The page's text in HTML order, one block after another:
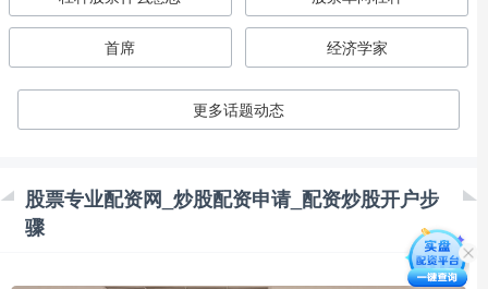
首席 经济学家
更多话题动态
股票专业配资网_炒股配资申请_配资炒股开户步
骤